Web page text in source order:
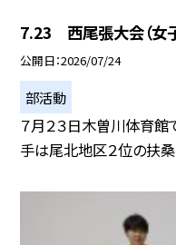
7.23 西尾張大会（女
公開日 2026/07/24
部活動
７月２３日木曽川体育館
手は尾北地区２位の扶